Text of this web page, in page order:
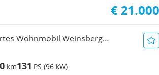
€ 21.000
Wohnmobil Weinsberg
Compact Edition Pepper 600 MG
km131 PS (96 kW)